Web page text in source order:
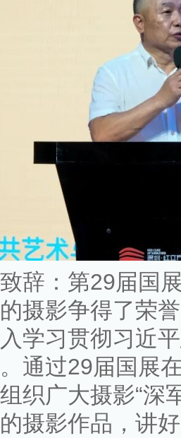
辞：第29届国
摄影争得了荣
学习贯彻习近
通过29届国展
织广大摄影“深
摄影作品，讲